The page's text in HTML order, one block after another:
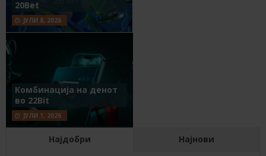
20Bet
ЈУЛИ 8, 2026
Комбинација на денот
во 22Bit
ЈУЛИ 1, 2026
Најдобри Најнови